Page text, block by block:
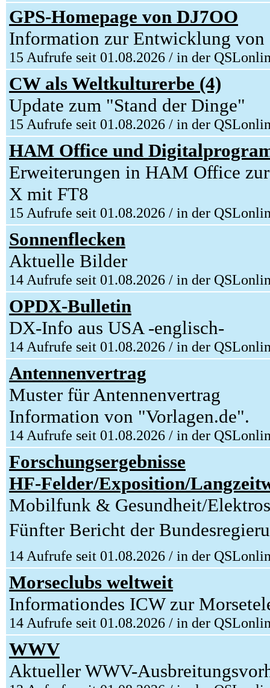
GPS-Homepage von DJ7OO
Information zur Entwicklung von
15 Aufrufe seit 01.08.2026 / in der
CW als Weltkulturerbe (4)
Update zum "Stand der Dinge"
15 Aufrufe seit 01.08.2026 / in der
HAM Office und
Erweiterungen in HAM Office
X mit FT8
15 Aufrufe seit 01.08.2026 / in der
Sonnenflecken
Aktuelle Bilder
14 Aufrufe seit 01.08.2026 / in der
OPDX-Bulletin
DX-Info aus USA -englisch-
14 Aufrufe seit 01.08.2026 / in der
Antennenvertrag
Muster für Antennenvertrag
Information von "Vorlagen.de".
14 Aufrufe seit 01.08.2026 / in der
Forschungsergebnisse
HF-Felder/Exposition/
Mobilfunk & Gesundheit/
Fünfter Bericht der
14 Aufrufe seit 01.08.2026 / in der
Morseclubs weltweit
Informationdes ICW zur
14 Aufrufe seit 01.08.2026 / in der
WWV
Aktueller WWV-